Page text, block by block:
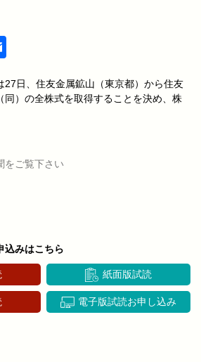
27日、住友金属鉱山（東京都）から住友
同）の全株式を取得することを決め、株
をご覧下さい
込みはこちら
紙面版試読
電子版試読お申し込み